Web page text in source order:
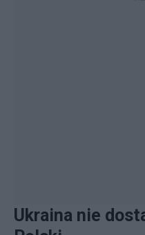
Ukraina nie